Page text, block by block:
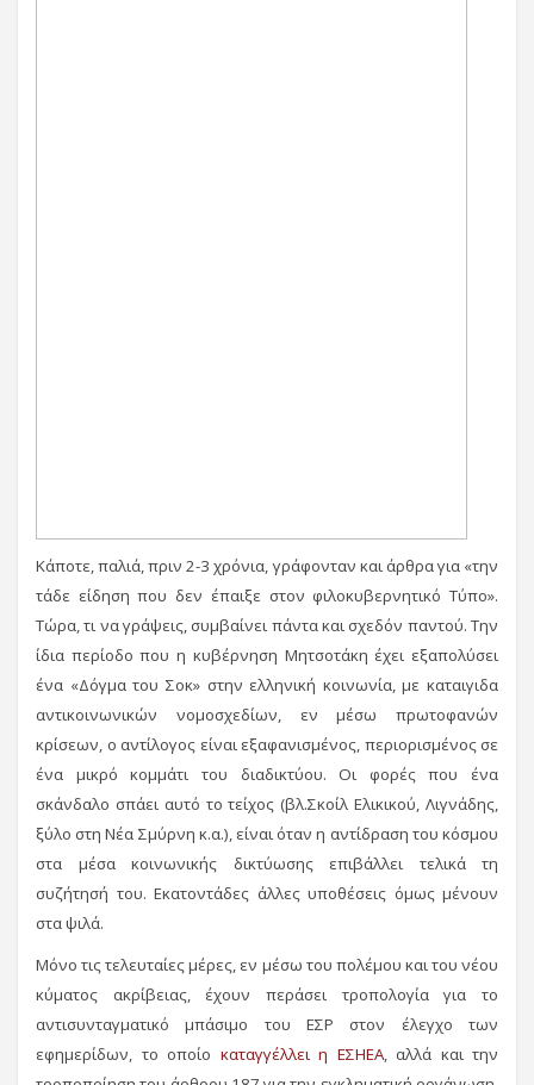
Κάποτε, παλιά, πριν 2-3 χρόνια, γράφονταν και άρθρα για «την
τάδε είδηση που δεν έπαιξε στον φιλοκυβερνητικό Τύπο».
Τώρα, τι να γράψεις, συμβαίνει πάντα και σχεδόν παντού. Την
ίδια περίοδο που η κυβέρνηση Μητσοτάκη έχει εξαπολύσει
ένα «Δόγμα του Σοκ» στην ελληνική κοινωνία, με καταιγιδα
αντικοινωνικών νομοσχεδίων, εν μέσω πρωτοφανών
κρίσεων, ο αντίλογος είναι εξαφανισμένος, περιορισμένος σε
ένα μικρό κομμάτι του διαδικτύου. Οι φορές που ένα
σκάνδαλο σπάει αυτό το τείχος (βλ.Σκοίλ Ελικικού, Λιγνάδης,
ξύλο στη Νέα Σμύρνη κ.α.), είναι όταν η αντίδραση του κόσμου
στα μέσα κοινωνικής δικτύωσης επιβάλλει τελικά τη
συζήτησή του. Εκατοντάδες άλλες υποθέσεις όμως μένουν
στα ψιλά.
Μόνο τις τελευταίες μέρες, εν μέσω του πολέμου και του νέου
κύματος ακρίβειας, έχουν περάσει τροπολογία για το
αντισυνταγματικό μπάσιμο του ΕΣΡ στον έλεγχο των
εφημερίδων, το οποίο καταγγέλλει η ΕΣΗΕΑ, αλλά και την